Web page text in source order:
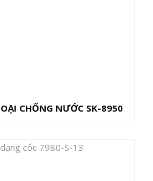
CHỐNG NƯỚC SK-8950